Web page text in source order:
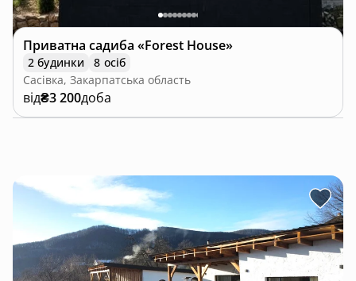
Приватна садиба «Forest House»
2 будинки
8 осіб
Сасівка, Закарпатська область
від₴3 200доба